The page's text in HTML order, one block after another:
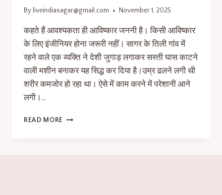
By liveindiasagar@gmail.com November 1, 2025
कहते हैं आवश्यकता ही आविष्कार जननी है। किसी आविष्कार
के लिए इंजीनियर होना जरूरी नहीं। सागर के तिली गांव में
रहने वाले एक व्यक्ति ने देशी जुगाड़ लगाकर सस्ती घास काटने
वाली मशीन बनाकर यह सिद्ध कर दिया है।उम्र ढलने लगी थी
शरीर कमजोर हो रहा था। ऐसे में काम करने में परेशानी आने
लगी।…
READ MORE